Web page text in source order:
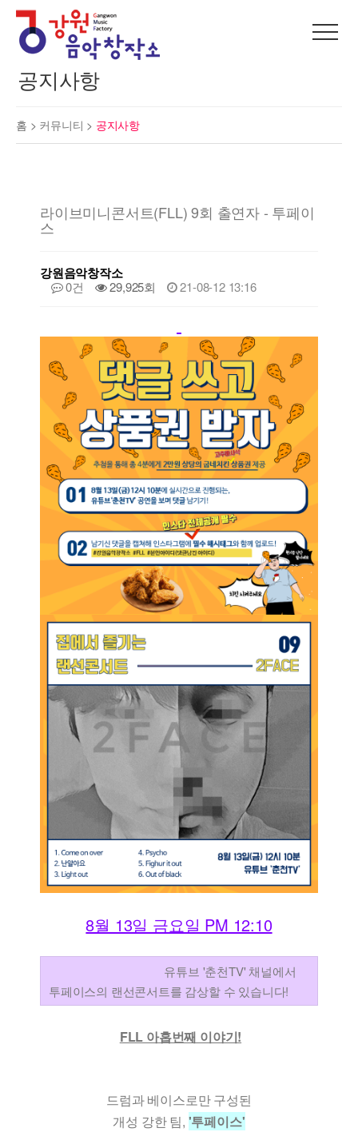
공지사항
홈 > 커뮤니티 > 공지사항
라이브미니콘서트(FLL) 9회 출연자 - 투페이
스
강원음악창작소
0건 29,925회 21-08-12 13:16
8월 13일 금요일 PM 12:10
유튜브 '춘천TV' 채널에서
투페이스의 랜선콘서트를 감상할 수 있습니다!
FLL 아홉번째 이야기!
드럼과 베이스로만 구성된
개성 강한 팀, '투페이스'